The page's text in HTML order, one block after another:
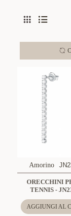
Amorino
ORECCHINI
TENNIS -
AGGIUNGI AL